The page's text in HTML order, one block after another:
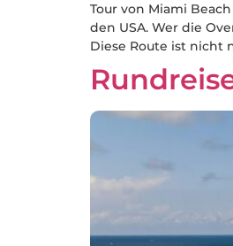
Tour von Miami
den USA. Wer die
Diese Route ist nicht